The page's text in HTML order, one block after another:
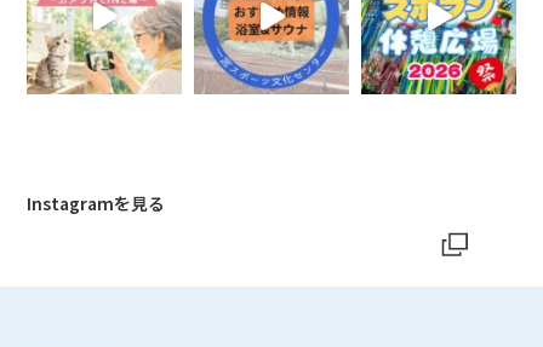
Instagramを見る